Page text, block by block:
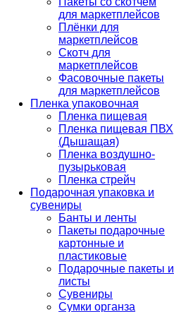
для маркетплейсов
Плёнки для
маркетплейсов
Скотч для
маркетплейсов
Фасовочные пакеты
для маркетплейсов
Пленка упаковочная
Пленка пищевая
Пленка пищевая ПВХ
(Дышащая)
Пленка воздушно-
пузырьковая
Пленка стрейч
Подарочная упаковка и
сувениры
Банты и ленты
Пакеты подарочные
картонные и
пластиковые
Подарочные пакеты и
листы
Сувениры
Сумки органза